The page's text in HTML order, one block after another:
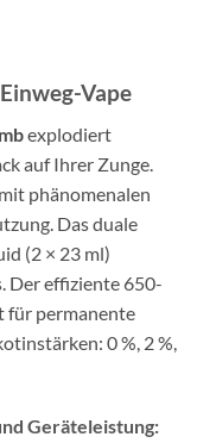
Vape
explodiert
auf Ihrer Zunge.
phänomenalen
Das duale
(2 × 23 ml)
Der effiziente 650-
für permanente
0 %, 2 %,
Geräteleistung: